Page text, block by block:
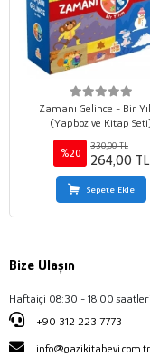
Zamanı Gelince - Bir
(Yapboz ve Kitap
%20
330,00 TL
264,00 TL
Sepete Ekle
Bize Ulaşın
Haftaiçi 08:30 - 18:00
+90 312 223 7773
info@gazikitabevi.com.tr